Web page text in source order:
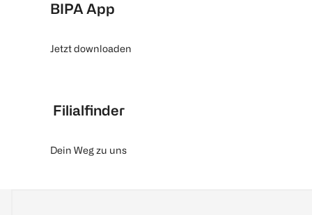
BIPA App
Jetzt downloaden
Filialfinder
Dein Weg zu uns